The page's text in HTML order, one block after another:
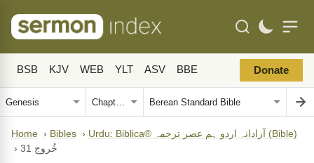
BSB KJV WEB YLT ASV BBE Donate
Home › Bibles ›
Urdu: Biblica® آزادانہ اردو ہم عصر ترجمہ (Bible)
›
خُروج 31